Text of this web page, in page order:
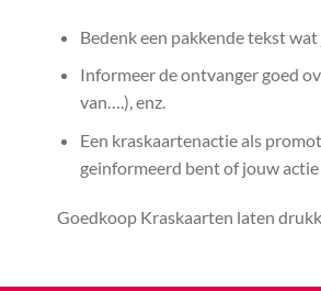
Bedenk een pakkende tekst
Informeer de ontvanger goed
van….), enz.
Een kraskaartenactie als
geinformeerd bent of jouw
Goedkoop Kraskaarten laten